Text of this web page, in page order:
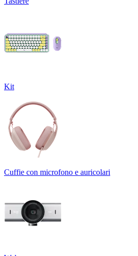
Kit
Cuffie con microfono e auricolari